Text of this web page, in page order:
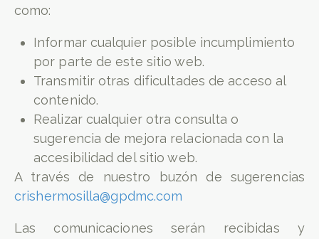
como:
Informar cualquier posible incumplimiento
por parte de este sitio web.
Transmitir otras dificultades de acceso al
contenido.
Realizar cualquier otra consulta o
sugerencia de mejora relacionada con la
accesibilidad del sitio web.
A través de nuestro buzón de sugerencias
crishermosilla@gpdmc.com
Las comunicaciones serán recibidas y